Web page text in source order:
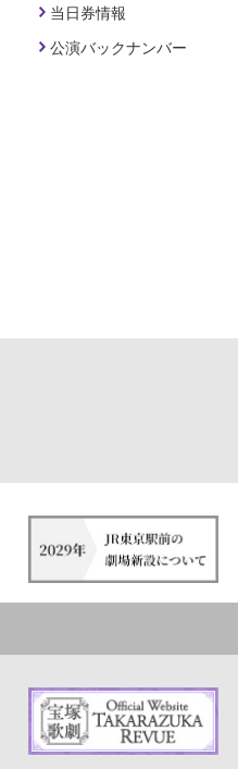
当日券情報
公演バックナンバー